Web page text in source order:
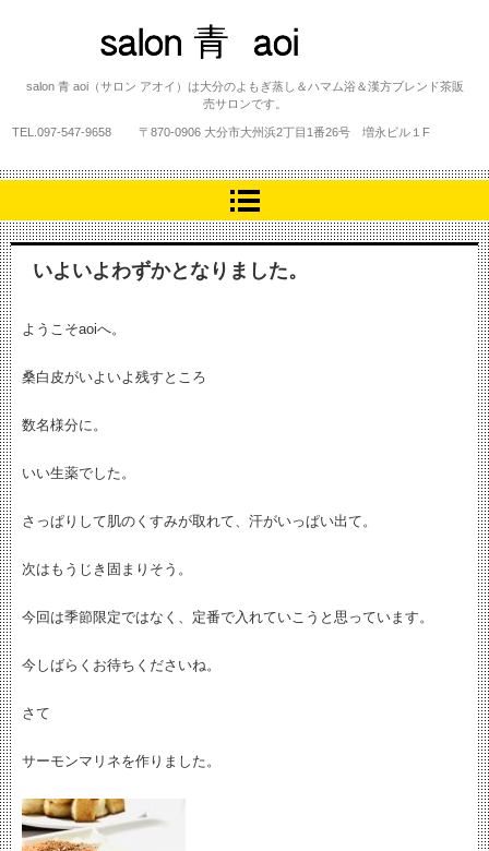
salon 青 aoi
salon 青 aoi（サロン アオイ）は大分のよもぎ蒸し＆ハマム浴＆漢方ブレンド茶販
売サロンです。
TEL. 097-547-9658 〒870-0906 大分市大州浜2丁目1番26号 増永ビル１F
いよいよわずかとなりました。
ようこそaoiへ。
桑白皮がいよいよ残すところ
数名様分に。
いい生薬でした。
さっぱりして肌のくすみが取れて、汗がいっぱい出て。
次はもうじき固まりそう。
今回は季節限定ではなく、定番で入れていこうと思っています。
今しばらくお待ちくださいね。
さて
サーモンマリネを作りました。